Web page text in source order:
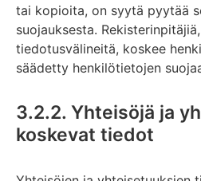
tai kopioita, on syytä pyytää
suojauksesta.
tiedotusvälineitä, koskee
säädetty henkilötietojen
3.2.2. Yhteisöjä ja
koskevat tiedot